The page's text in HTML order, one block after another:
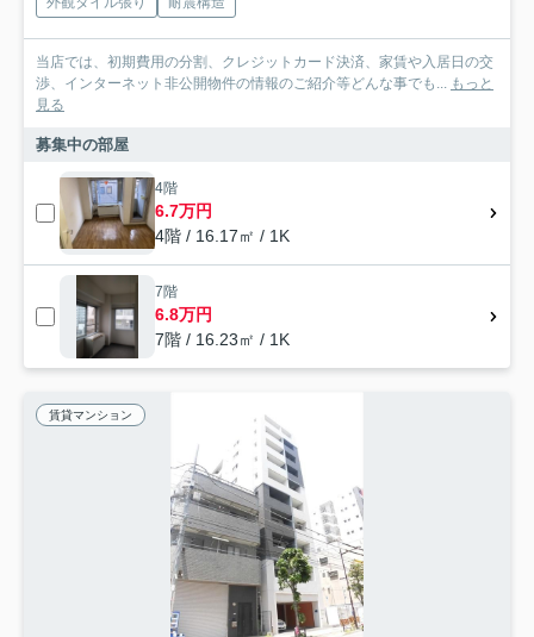
当店では、初期費用の分割、クレジットカード決済、家賃や入居日の交
渉、インターネット非公開物件の情報のご紹介等どんな事でも... もっと
見る
募集中の部屋
4階
6.7万円
4階 / 16.17㎡ / 1K
7階
6.8万円
7階 / 16.23㎡ / 1K
賃貸マンション